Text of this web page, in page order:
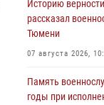
Историю
рассказал
Тюмени
07 августа 2026,
Память
годы при